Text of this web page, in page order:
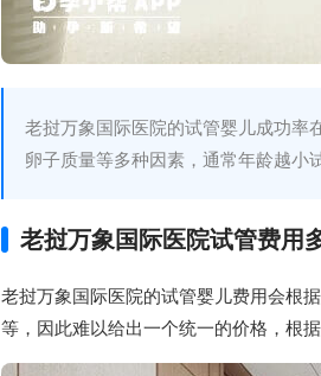
老挝万象国际医院的试管婴儿成功率
卵子质量等多种因素，通常年龄越小
老挝万象国际医院试管费用
老挝万象国际医院的试管婴儿费用会根
等，因此难以给出一个统一的价格，根